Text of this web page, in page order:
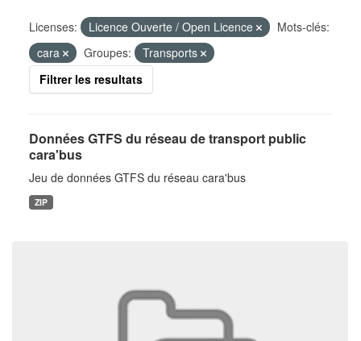
Licenses: Licence Ouverte / Open Licence
Mots-clés:
cara
Groupes:
Transports
Filtrer les resultats
Données GTFS du réseau de transport public
cara'bus
Jeu de données GTFS du réseau cara'bus
ZIP